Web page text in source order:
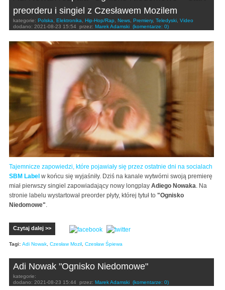
preorderu i singiel z Czesławem Mozilem
kategorie: Polska Elektronika Hip-Hop/Rap News Premiery, Teledyski Video
dodano: 2021-08-23 15:54 przez: Marek Adamski (komentarze: 0)
Tajemnicze zapowiedzi, które pojawiały się przez ostatnie dni na socialach
SBM Label w końcu się wyjaśniły. Dziś na kanale wytwórni swoją premierę
miał pierwszy singiel zapowiadający nowy longplay Adiego Nowaka . Na
stronie labelu wystartował preorder płyty, której tytuł to "Ognisko
Niedomowe"
Czytaj dalej >>
Tagi: Adi Nowak Czesław Mozil Czesław Śpiewa
Adi Nowak "Ognisko Niedomowe"
kategorie:
dodano: 2021-08-23 15:44 przez: Marek Adamski (komentarze: 0)